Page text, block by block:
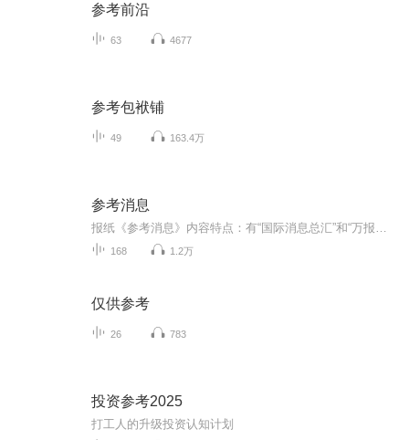
参考前沿
63 4677
参考包袱铺
49 163.4万
参考消息
168 1.2万
仅供参考
26 783
投资参考2025
打工人的升级投资认知计划